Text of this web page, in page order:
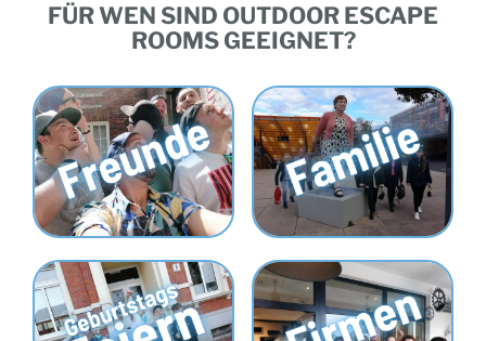
FÜR WEN SIND OUTDOOR ESCAPE
ROOMS GEEIGNET?